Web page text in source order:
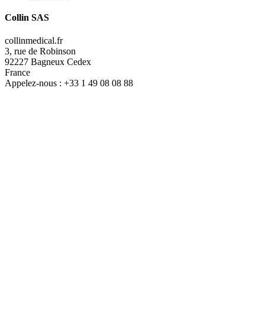
Collin SAS
collinmedical.fr
3, rue de Robinson
92227 Bagneux Cedex
France
Appelez-nous : +33 1 49 08 08 88